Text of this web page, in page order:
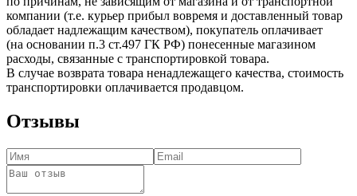
компании (т.е. курьер прибыл вовремя и доставленный товар
обладает надлежащим качеством), покупатель оплачивает
(на основании п.3 ст.497 ГК РФ) понесенные магазином
расходы, связанные с транспортировкой товара.
В случае возврата товара ненадлежащего качества, стоимость
транспортировки оплачивается продавцом.
Отзывы